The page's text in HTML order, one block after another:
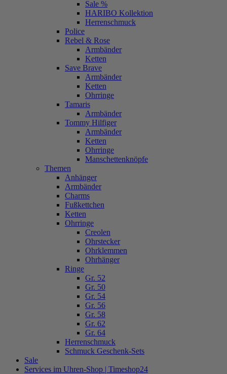
Sale %
HARIBO Kollektion
Herrenschmuck
Police
Rebel & Rose
Armbänder
Ketten
Save Brave
Armbänder
Ketten
Ohrringe
Tamaris
Armbänder
Tommy Hilfiger
Armbänder
Ketten
Ohrringe
Manschettenknöpfe
Themen
Anhänger
Armbänder
Charms
Fußkettchen
Ketten
Ohrringe
Creolen
Ohrstecker
Ohrklemmen
Ohrhänger
Ringe
Gr. 52
Gr. 50
Gr. 54
Gr. 56
Gr. 58
Gr. 62
Gr. 64
Herrenschmuck
Schmuck Geschenk-Sets
Sale
Services im Uhren-Shop | Timeshop24